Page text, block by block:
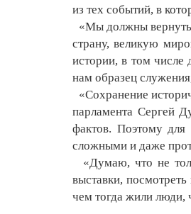
из тех событий, в
«Мы должны
страну, великую
истории, в том числе
нам образец
«Сохранение
парламента Сергей
фактов. Поэтому
сложными и даже
«Думаю, что не
выставки,
чем тогда жили люди,